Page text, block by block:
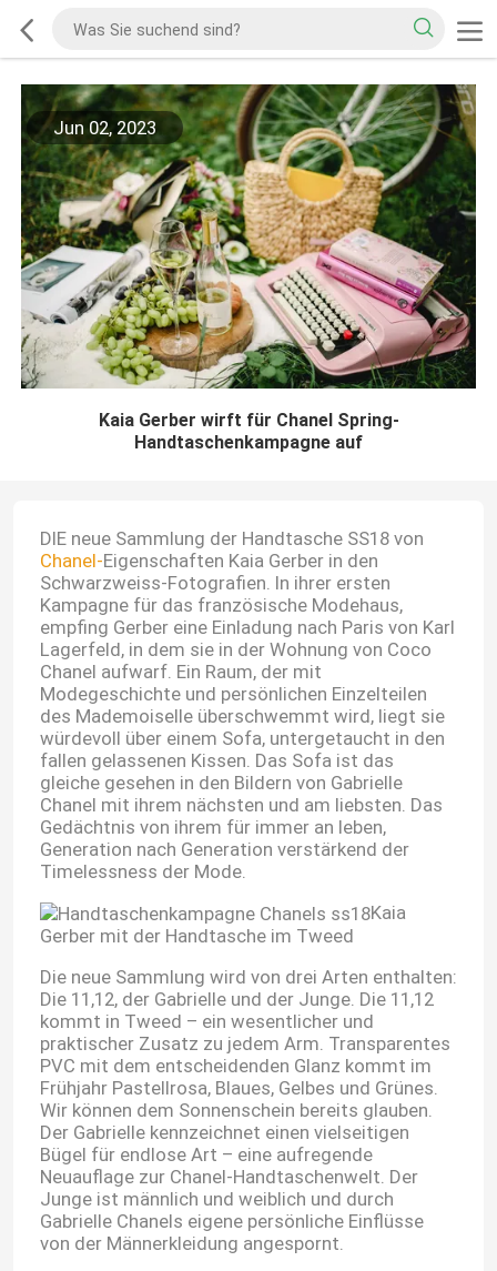
Jun 02, 2023
Kaia Gerber wirft für Chanel Spring-
Handtaschenkampagne auf
DIE neue Sammlung der Handtasche SS18 von
Chanel-Eigenschaften Kaia Gerber in den
Schwarzweiss-Fotografien. In ihrer ersten
Kampagne für das französische Modehaus,
empfing Gerber eine Einladung nach Paris von Karl
Lagerfeld, in dem sie in der Wohnung von Coco
Chanel aufwarf. Ein Raum, der mit
Modegeschichte und persönlichen Einzelteilen
des Mademoiselle überschwemmt wird, liegt sie
würdevoll über einem Sofa, untergetaucht in den
fallen gelassenen Kissen. Das Sofa ist das
gleiche gesehen in den Bildern von Gabrielle
Chanel mit ihrem nächsten und am liebsten. Das
Gedächtnis von ihrem für immer an leben,
Generation nach Generation verstärkend der
Timelessness der Mode.
Kaia
Gerber mit der Handtasche im Tweed
Die neue Sammlung wird von drei Arten enthalten:
Die 11,12, der Gabrielle und der Junge. Die 11,12
kommt in Tweed – ein wesentlicher und
praktischer Zusatz zu jedem Arm. Transparentes
PVC mit dem entscheidenden Glanz kommt im
Frühjahr Pastellrosa, Blaues, Gelbes und Grünes.
Wir können dem Sonnenschein bereits glauben.
Der Gabrielle kennzeichnet einen vielseitigen
Bügel für endlose Art – eine aufregende
Neuauflage zur Chanel-Handtaschenwelt. Der
Junge ist männlich und weiblich und durch
Gabrielle Chanels eigene persönliche Einflüsse
von der Männerkleidung angespornt.